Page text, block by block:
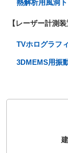
熱解析用風洞
【レーザー計測装
TVホログラフ
3DMEMS用振